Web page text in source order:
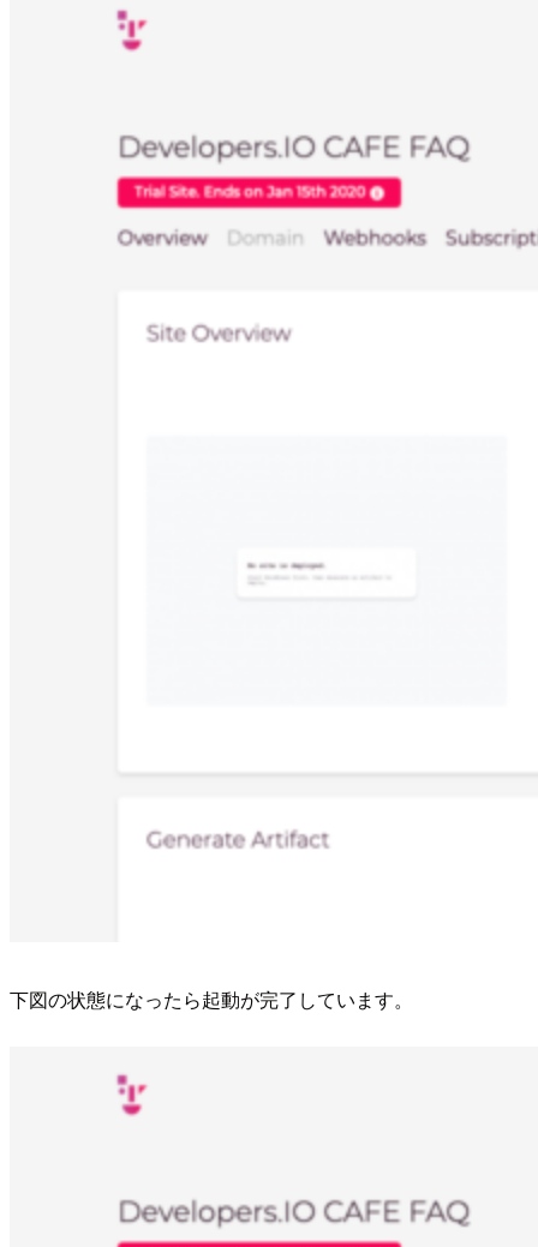
下図の状態になったら起動が完了しています。